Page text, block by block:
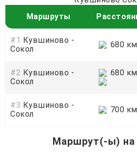
Маршруты
#1 Кувшиново -
Сокол
680 км
#2 Кувшиново -
Сокол
680 км
#3 Кувшиново -
Сокол
700 км
Маршрут(-ы) на